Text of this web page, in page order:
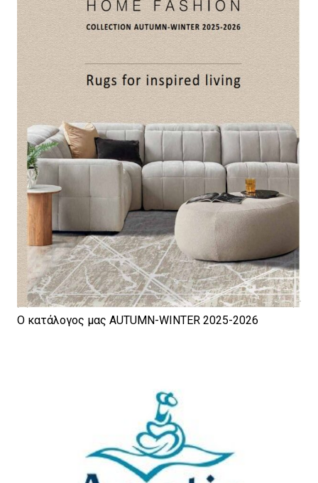
Ο κατάλογος μας AUTUMN-WINTER 2025-2026